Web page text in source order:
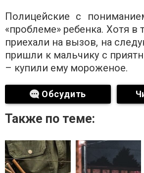
Полицейские с
«проблеме» ребенка. Хотя в
приехали на вызов, на
пришли к мальчику с
– купили ему мороженое.
Обсудить
Также по теме: